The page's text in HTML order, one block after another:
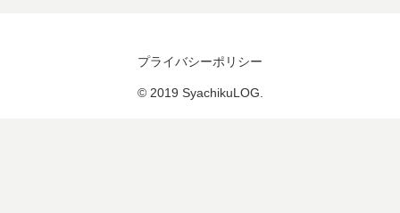
プライバシーポリシー
© 2019 SyachikuLOG.